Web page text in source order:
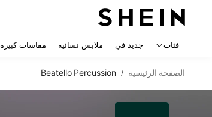
فئات جديد في ملابس نسائية مقاسات كبيرة
الصفحة الرئيسية /
Beatello Percussion